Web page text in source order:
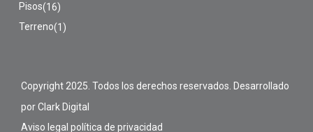
Pisos(16)
Terreno(1)
Copyright 2025. Todos los derechos reservados. Desarrollado
por Clark Digital
Aviso legal política de privacidad